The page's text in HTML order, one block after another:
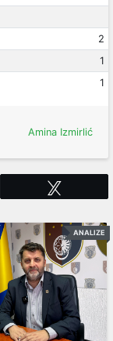
2
1
1
Amina Izmirlić
ANALIZE